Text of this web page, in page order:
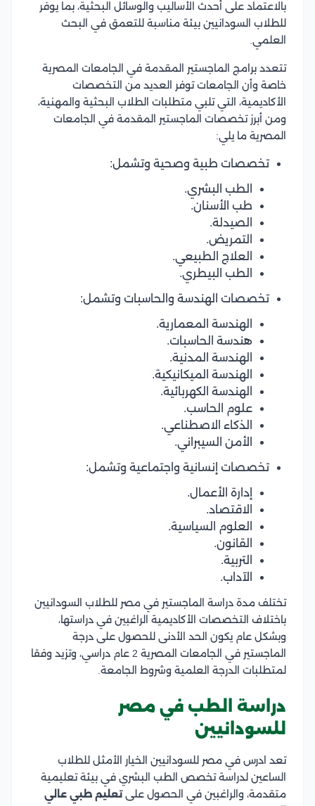
بالاعتماد على أحدث الأساليب والوسائل البحثية، بما يوفر
للطلاب السودانيين بيئة مناسبة للتعمق في البحث
العلمي.
تتعدد برامج الماجستير المقدمة في الجامعات المصرية
خاصة وأن الجامعات توفر العديد من التخصصات
الأكاديمية، التي تلبي متطلبات الطلاب البحثية والمهنية،
ومن أبرز تخصصات الماجستير المقدمة في الجامعات
المصرية ما يلي:
تخصصات طبية وصحية وتشمل:
الطب البشري.
طب الأسنان.
الصيدلة.
التمريض.
العلاج الطبيعي.
الطب البيطري.
تخصصات الهندسة والحاسبات وتشمل:
الهندسة المعمارية.
هندسة الحاسبات.
الهندسة المدنية.
الهندسة الميكانيكية.
الهندسة الكهربائية.
علوم الحاسب.
الذكاء الاصطناعي.
الأمن السيبراني.
تخصصات إنسانية واجتماعية وتشمل:
إدارة الأعمال.
الاقتصاد.
العلوم السياسية.
القانون.
التربية.
الآداب.
تختلف مدة دراسة الماجستير في مصر للطلاب السودانيين
باختلاف التخصصات الأكاديمية الراغبين في دراستها،
وبشكل عام يكون الحد الأدنى للحصول على درجة
الماجستير في الجامعات المصرية 2 عام دراسي، وتزيد وفقا
لمتطلبات الدرجة العلمية وشروط الجامعة.
دراسة الطب في مصر
للسودانيين
تعد ادرس في مصر للسودانيين الخيار الأمثل للطلاب
الساعين لدراسة تخصص الطب البشري في بيئة تعليمية
متقدمة، والراغبين في الحصول علىتعليم طبي عالي